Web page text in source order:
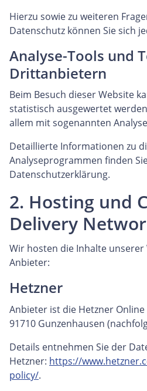
Hierzu sowie zu weiteren
Datenschutz können Sie sich
Analyse-Tools und
Drittanbietern
Beim Besuch dieser Website
statistisch ausgewertet
allem mit sogenannten
Detaillierte Informationen zu
Analyseprogrammen finden
Datenschutzerklärung.
2. Hosting und
Delivery
Wir hosten die Inhalte
Anbieter:
Hetzner
Anbieter ist die Hetzner
91710 Gunzenhausen
Details entnehmen Sie der
Hetzner: https://
policy/.